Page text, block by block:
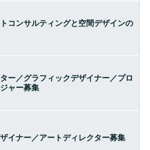
コンサルティングと空間デザインの
ー／グラフィックデザイナー／プロ
ャー募集
イナー／アートディレクター募集